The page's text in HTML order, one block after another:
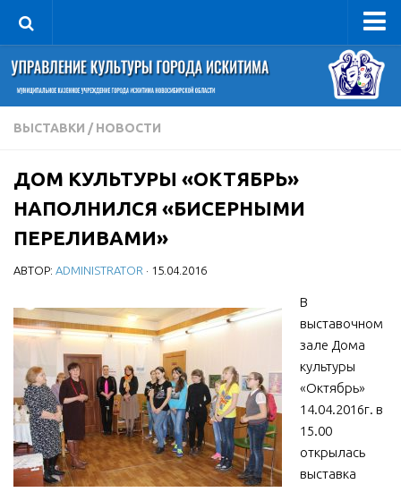
Управление
Руководитель
Сведения об организации
Книга почета культуры
Фотогалерея
Документы
Учредительные документы
Противодействие коррупции
Отчеты о деятельности
Учреждения культуры
МБУ Дом культуры «Молодость»
МБУ Дом культуры «Октябрь»
МБОУ ДО «Детская школа искусств»
ВЫСТАВКИ / НОВОСТИ
ДОМ КУЛЬТУРЫ «ОКТЯБРЬ»
НАПОЛНИЛСЯ «БИСЕРНЫМИ
ПЕРЕЛИВАМИ»
АВТОР: ADMINISTRATOR · 15.04.2016
В
выставочном
зале Дома
культуры
«Октябрь»
14.04.2016г. в
15.00
открылась
выставка